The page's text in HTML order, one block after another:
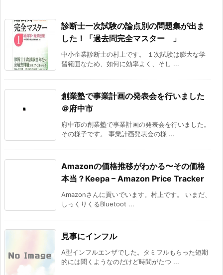
診断士一次試験の論点別の問題集が出ま
した！「過去問完全マスター 」
中小企業診断士の村上です。 １次試験は膨大な学
習範囲なため、如何に効率よく、そし ...
創業塾で事業計画の発表会を行いました
＠府中市
府中市の創業塾で事業計画の発表会を行いました。
その様子です。 事業計画発表会の様 ...
Amazonの価格推移がわかる〜その価格
本当？Keepa – Amazon Price Tracker
Amazonさんに貢いでいます。村上です。 いまだ、
しっくりくるBluetoot ...
見事にインフル
A型インフルエンザでした。タミフルもらった短期
的には聞くようなのだけど時間がたつ ...